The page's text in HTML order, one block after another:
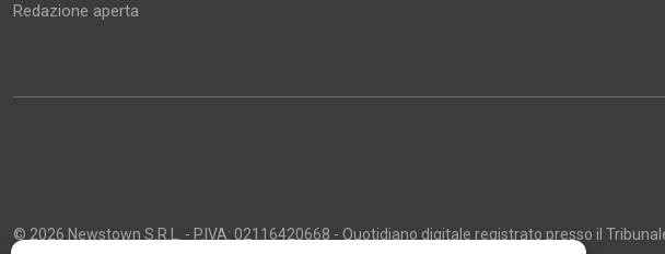
Redazione aperta
© 2026 Newstown S.R.L. - P.IVA: 02116420668 - Quotidiano digitale registrato presso il